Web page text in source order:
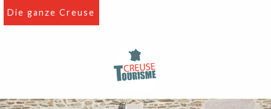
Aller
Die ganze Creuse